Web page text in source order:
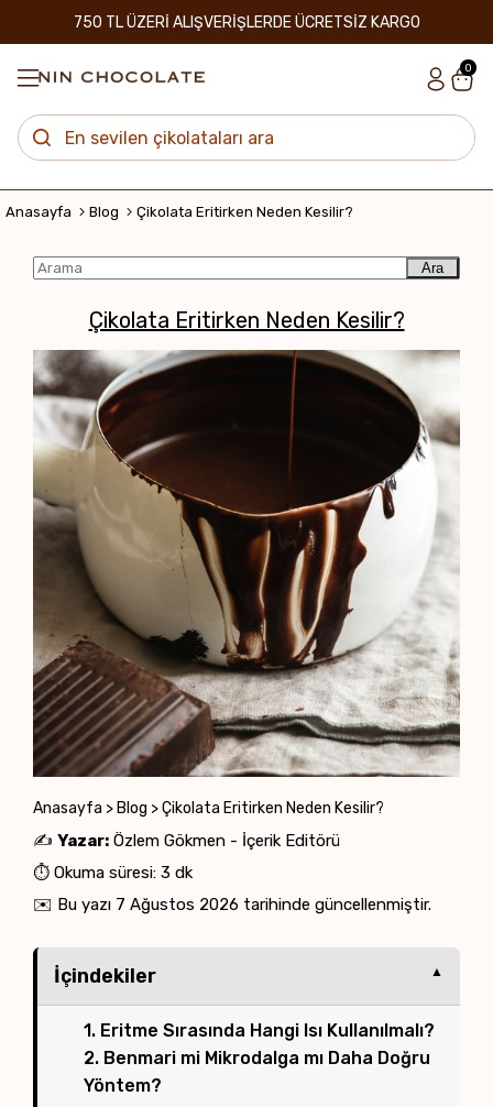
750 TL ÜZERİ ALIŞVERİŞLERDE ÜCRETSİZ KARGO
0
Anasayfa Blog Çikolata Eritirken Neden Kesilir?
Ara
Çikolata Eritirken Neden Kesilir?
Anasayfa > Blog >Çikolata Eritirken Neden Kesilir?
✍️ Yazar: Özlem Gökmen - İçerik Editörü
⏱️ Okuma süresi: 3 dk
✉️ Bu yazı 7 Ağustos 2026 tarihinde güncellenmiştir.
İçindekiler
1. Eritme Sırasında Hangi Isı Kullanılmalı?
2. Benmari mi Mikrodalga mı Daha Doğru
Yöntem?